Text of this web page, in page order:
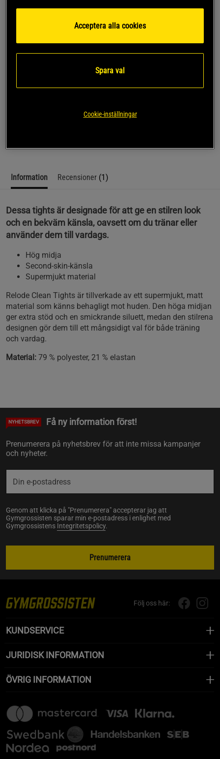
Fri retur 14 dagars ångerrätt
Relode Clean Tights kombinerar stil och bekvämlighet för
Information Recensioner (1)
Dessa tights är designade för att ge en stilren look
och en bekväm känsla, oavsett om du tränar eller
använder dem till vardags.
Hög midja
Second-skin-känsla
Supermjukt material
Relode Clean Tights är tillverkade av ett supermjukt, matt
material som känns behagligt mot huden. Den höga midjan
ger extra stöd och en smickrande siluett, medan den stilrena
designen gör dem till ett mångsidigt val för både träning
och vardag.
Material: 79 % polyester, 21 % elastan
NYHETSBREV Få ny information först!
Prenumerera på nyhetsbrev för att inte missa kampanjer
och nyheter.
Genom att klicka på "Prenumerera" accepterar jag att
Gymgrossisten sparar min e-postadress i enlighet med
Gymgrossistens Integritetspolicy.
Prenumerera
Följ oss här:
KUNDSERVICE
JURIDISK INFORMATION
ÖVRIG INFORMATION
Acceptera alla cookies
Spara val
Cookie-inställningar